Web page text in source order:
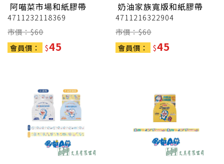
阿喵菜市場和紙膠帶
4711232118369
市價：$60
會員價：
$45
奶油家族寬版和紙膠帶
4711216322904
市價：$60
會員價：
$45